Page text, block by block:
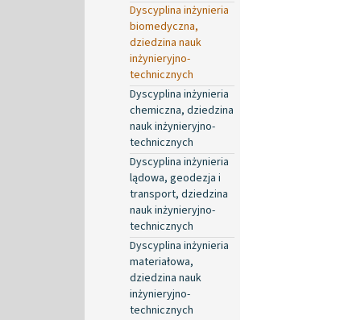
Dyscyplina inżynieria
biomedyczna,
dziedzina nauk
inżynieryjno-
technicznych
Dyscyplina inżynieria
chemiczna, dziedzina
nauk inżynieryjno-
technicznych
Dyscyplina inżynieria
lądowa, geodezja i
transport, dziedzina
nauk inżynieryjno-
technicznych
Dyscyplina inżynieria
materiałowa,
dziedzina nauk
inżynieryjno-
technicznych